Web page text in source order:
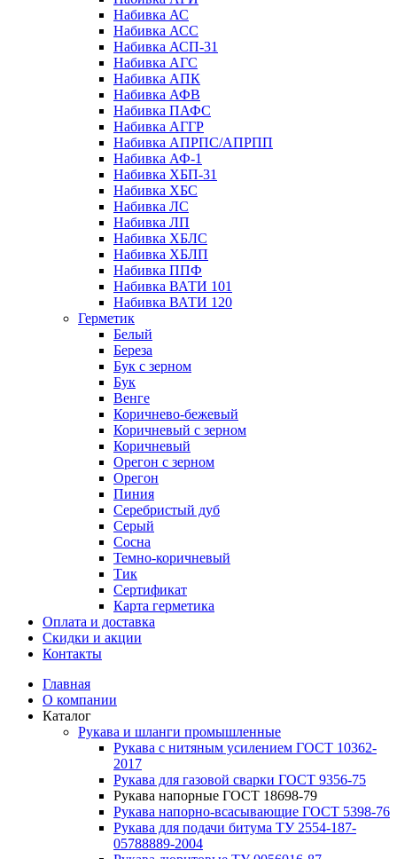
Набивка АС
Набивка АСС
Набивка АСП-31
Набивка АГС
Набивка АПК
Набивка АФВ
Набивка ПАФС
Набивка АГГР
Набивка АПРПС/АПРПП
Набивка АФ-1
Набивка ХБП-31
Набивка ХБС
Набивка ЛС
Набивка ЛП
Набивка ХБЛС
Набивка ХБЛП
Набивка ППФ
Набивка ВАТИ 101
Набивка ВАТИ 120
Герметик
Белый
Береза
Бук с зерном
Бук
Венге
Коричнево-бежевый
Коричневый с зерном
Коричневый
Орегон с зерном
Орегон
Пиния
Серебристый дуб
Серый
Сосна
Темно-коричневый
Тик
Сертификат
Карта герметика
Оплата и доставка
Cкидки и акции
Контакты
Главная
О компании
Каталог
Рукава и шланги промышленные
Рукава с нитяным усилением ГОСТ 10362-
2017
Рукава для газовой сварки ГОСТ 9356-75
Рукава напорные ГОСТ 18698-79
Рукава нaпорно-всасывающие ГОСТ 5398-76
Рукава для подачи битума ТУ 2554-187-
05788889-2004